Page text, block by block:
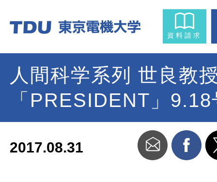
資料請求
人間科学系列 世良教
「PRESIDENT」
2017.08.31